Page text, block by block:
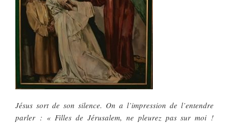
Jésus sort de son silence. On a l’impression de l’entendre
parler : « Filles de Jérusalem, ne pleurez pas sur moi !